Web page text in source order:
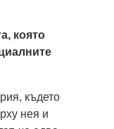
която
където
нея и